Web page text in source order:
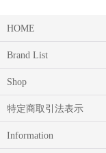
HOME
Brand List
Shop
特定商取引法表示
Information